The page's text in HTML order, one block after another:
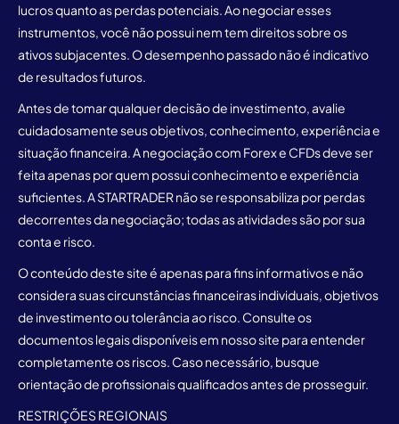
lucros quanto as perdas potenciais. Ao negociar esses
instrumentos, você não possui nem tem direitos sobre os
ativos subjacentes. O desempenho passado não é indicativo
de resultados futuros.
Antes de tomar qualquer decisão de investimento, avalie
cuidadosamente seus objetivos, conhecimento, experiência e
situação financeira. A negociação com Forex e CFDs deve ser
feita apenas por quem possui conhecimento e experiência
suficientes. A STARTRADER não se responsabiliza por perdas
decorrentes da negociação; todas as atividades são por sua
conta e risco.
O conteúdo deste site é apenas para fins informativos e não
considera suas circunstâncias financeiras individuais, objetivos
de investimento ou tolerância ao risco. Consulte os
documentos legais disponíveis em nosso site para entender
completamente os riscos. Caso necessário, busque
orientação de profissionais qualificados antes de prosseguir.
RESTRIÇÕES REGIONAIS